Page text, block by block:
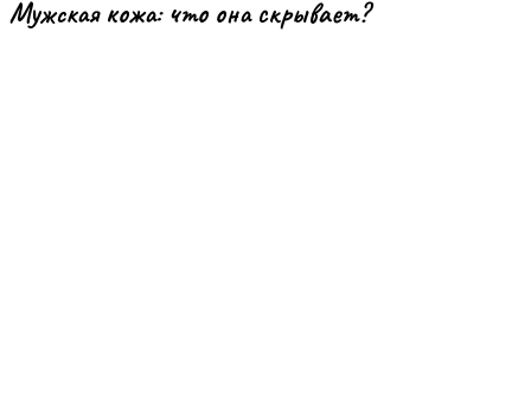
Мужская кожа: что она скрывает?